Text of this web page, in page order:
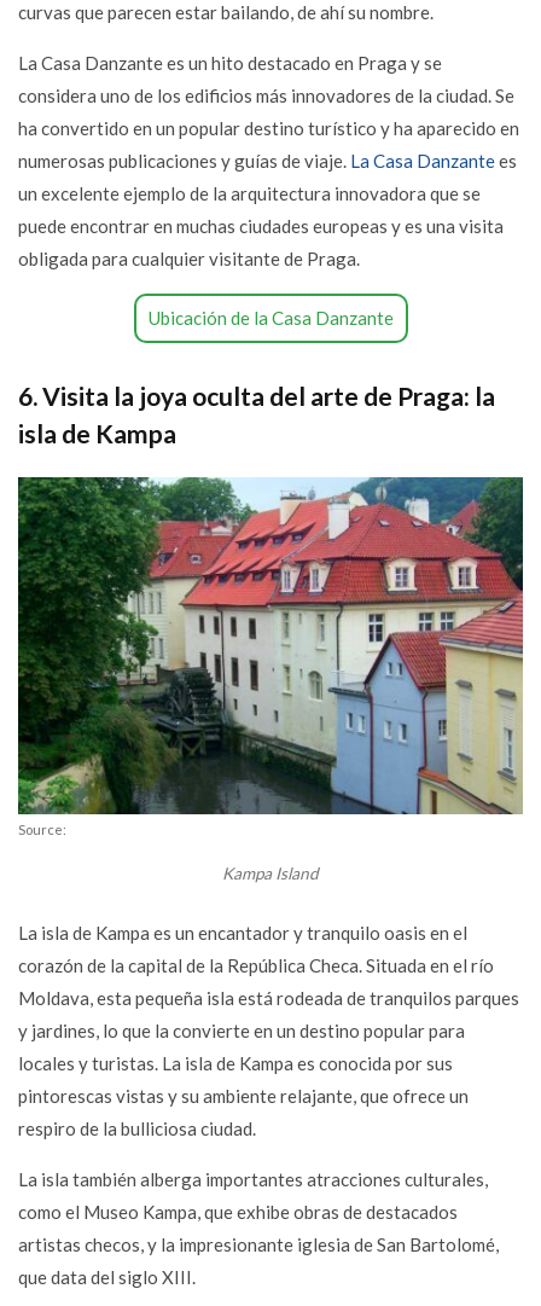
curvas que parecen estar bailando, de ahí su nombre.
La Casa Danzante es un hito destacado en Praga y se
considera uno de los edificios más innovadores de la ciudad. Se
ha convertido en un popular destino turístico y ha aparecido en
numerosas publicaciones y guías de viaje. La Casa Danzantees
un excelente ejemplo de la arquitectura innovadora que se
puede encontrar en muchas ciudades europeas y es una visita
obligada para cualquier visitante de Praga.
Ubicación de la Casa Danzante
6. Visita la joya oculta del arte de Praga: la
isla de Kampa
Source:
Kampa Island
La isla de Kampa es un encantador y tranquilo oasis en el
corazón de la capital de la República Checa. Situada en el río
Moldava, esta pequeña isla está rodeada de tranquilos parques
y jardines, lo que la convierte en un destino popular para
locales y turistas. La isla de Kampa es conocida por sus
pintorescas vistas y su ambiente relajante, que ofrece un
respiro de la bulliciosa ciudad.
La isla también alberga importantes atracciones culturales,
como el Museo Kampa, que exhibe obras de destacados
artistas checos, y la impresionante iglesia de San Bartolomé,
que data del siglo XIII.